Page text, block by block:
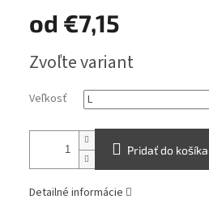
od €7,15
cena:
Zvoľte variant
Veľkosť
Pridať do košíka
Detailné informácie